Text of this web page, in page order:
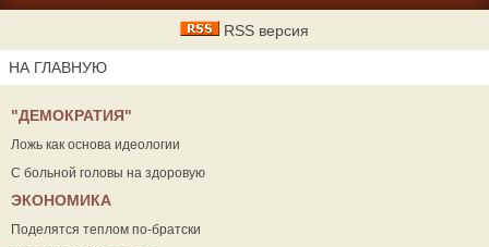
RSS версия
НА ГЛАВНУЮ
"ДЕМОКРАТИЯ"
Ложь как основа идеологии
С больной головы на здоровую
ЭКОНОМИКА
Поделятся теплом по-братски